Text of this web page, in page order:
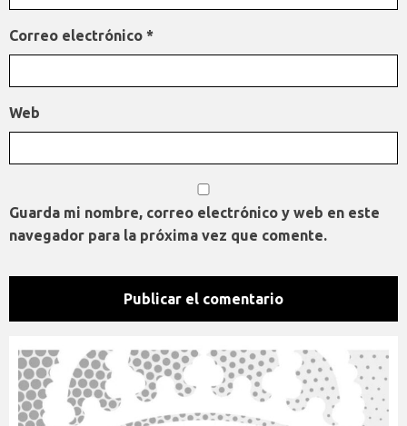
Correo electrónico *
Web
Guarda mi nombre, correo electrónico y web en este
navegador para la próxima vez que comente.